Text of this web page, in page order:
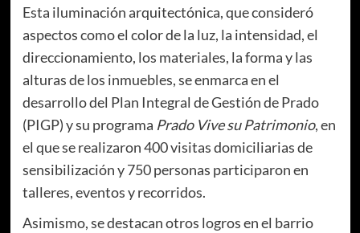
Esta iluminación arquitectónica, que consideró
aspectos como el color de la luz, la intensidad, el
direccionamiento, los materiales, la forma y las
alturas de los inmuebles, se enmarca en el
desarrollo del Plan Integral de Gestión de Prado
(PIGP) y su programa Prado Vive su Patrimonio, en
el que se realizaron 400 visitas domiciliarias de
sensibilización y 750 personas participaron en
talleres, eventos y recorridos.
Asimismo, se destacan otros logros en el barrio